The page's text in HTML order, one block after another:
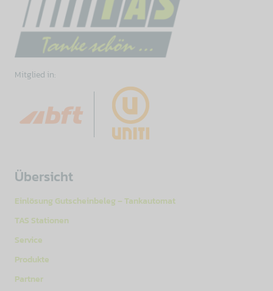
Mitglied in:
Übersicht
Einlösung Gutscheinbeleg – Tankautomat
TAS Stationen
Service
Produkte
Partner